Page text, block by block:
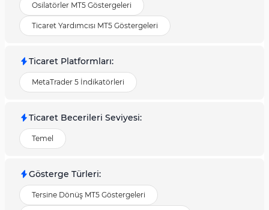
Osilatörler MT5 Göstergeleri
Ticaret Yardımcısı MT5 Göstergeleri
Ticaret Platformları:
MetaTrader 5 İndikatörleri
Ticaret Becerileri Seviyesi:
Temel
Gösterge Türleri:
Tersine Dönüş MT5 Göstergeleri